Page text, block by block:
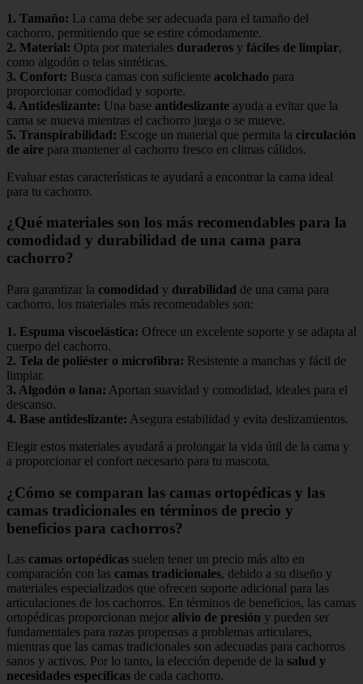
1. Tamaño: La cama debe ser adecuada para el tamaño del
cachorro, permitiendo que se estire cómodamente.
2. Material: Opta por materiales duraderos y fáciles de limpiar,
como algodón o telas sintéticas.
3. Confort: Busca camas con suficiente acolchado para
proporcionar comodidad y soporte.
4. Antideslizante: Una base antideslizante ayuda a evitar que la
cama se mueva mientras el cachorro juega o se mueve.
5. Transpirabilidad: Escoge un material que permita la circulación
de aire para mantener al cachorro fresco en climas cálidos.
Evaluar estas características te ayudará a encontrar la cama ideal
para tu cachorro.
¿Qué materiales son los más recomendables para la
comodidad y durabilidad de una cama para
cachorro?
Para garantizar la comodidad y durabilidad de una cama para
cachorro, los materiales más recomendables son:
1. Espuma viscoelástica: Ofrece un excelente soporte y se adapta al
cuerpo del cachorro.
2. Tela de poliéster o microfibra: Resistente a manchas y fácil de
limpiar.
3. Algodón o lana: Aportan suavidad y comodidad, ideales para el
descanso.
4. Base antideslizante: Asegura estabilidad y evita deslizamientos.
Elegir estos materiales ayudará a prolongar la vida útil de la cama y
a proporcionar el confort necesario para tu mascota.
¿Cómo se comparan las camas ortopédicas y las
camas tradicionales en términos de precio y
beneficios para cachorros?
Las camas ortopédicas suelen tener un precio más alto en
comparación con las camas tradicionales, debido a su diseño y
materiales especializados que ofrecen soporte adicional para las
articulaciones de los cachorros. En términos de beneficios, las camas
ortopédicas proporcionan mejor alivio de presión y pueden ser
fundamentales para razas propensas a problemas articulares,
mientras que las camas tradicionales son adecuadas para cachorros
sanos y activos. Por lo tanto, la elección depende de la salud y
necesidades específicas de cada cachorro.